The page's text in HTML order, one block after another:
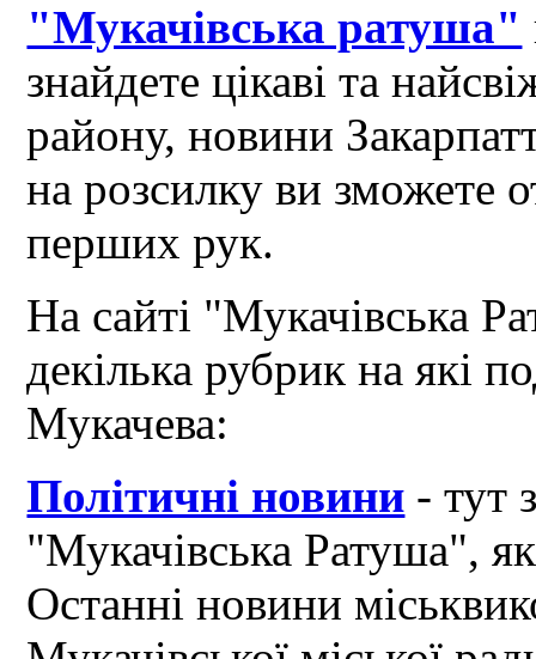
"Мукачівська ратуша"
знайдете цікаві та
району, новини
на розсилку ви зможете
перших рук.
На сайті "Мукачівська
декілька рубрик на які
Мукачева:
Політичні новини - тут
"Мукачівська Ратуша",
Останні новини